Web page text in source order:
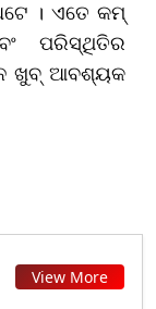
। ଏତେ କମ୍
ପରିସ୍ଥିତିର
ଖୁବ୍ ଆବଶ୍ୟକ
View More